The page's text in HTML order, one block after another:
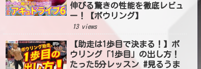
伸びる驚きの性能を徹底レビュ
ー！【ボウリング】
13 views
【助走は1歩目で決まる！】ボ
ウリング「1歩目」の出し方！
たった5分レッスン #見るうま